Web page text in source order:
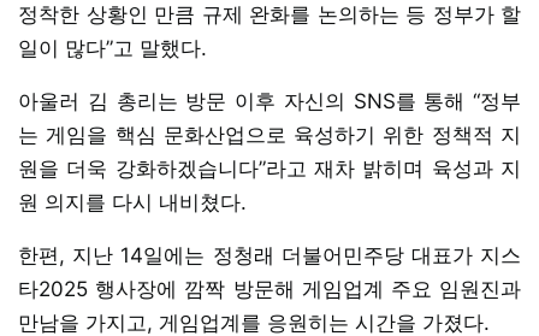
정착한 상황인 만큼 규제 완화를 논의하는 등 정부가 할
일이 많다”고 말했다.
아울러 김 총리는 방문 이후 자신의 SNS를 통해 “정부
는 게임을 핵심 문화산업으로 육성하기 위한 정책적 지
원을 더욱 강화하겠습니다”라고 재차 밝히며 육성과 지
원 의지를 다시 내비쳤다.
한편, 지난 14일에는 정청래 더불어민주당 대표가 지스
타2025 행사장에 깜짝 방문해 게임업계 주요 임원진과
만남을 가지고, 게임업계를 응원히는 시간을 가졌다.